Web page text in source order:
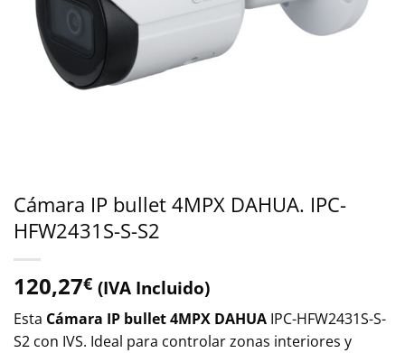
Cámara IP bullet 4MPX DAHUA. IPC-
HFW2431S-S-S2
120,27€ (IVA Incluido)
Esta Cámara IP bullet 4MPX DAHUA IPC-HFW2431S-S-
S2 con IVS. Ideal para controlar zonas interiores y